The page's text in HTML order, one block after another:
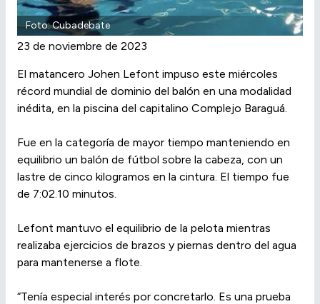
Foto: Cubadebate
23 de noviembre de 2023
El matancero Johen Lefont impuso este miércoles
récord mundial de dominio del balón en una modalidad
inédita, en la piscina del capitalino Complejo Baraguá.
Fue en la categoría de mayor tiempo manteniendo en
equilibrio un balón de fútbol sobre la cabeza, con un
lastre de cinco kilogramos en la cintura. El tiempo fue
de 7:02.10 minutos.
Lefont mantuvo el equilibrio de la pelota mientras
realizaba ejercicios de brazos y piernas dentro del agua
para mantenerse a flote.
“Tenía especial interés por concretarlo. Es una prueba